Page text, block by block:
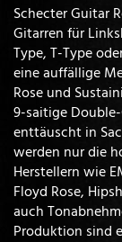
Schecter Guitar
Gitarren für
Type, T-Type
eine auffällige
Rose und
9-saitige
enttäuscht in
werden nur die
Herstellern wie
Floyd Rose,
auch
Produktion sind